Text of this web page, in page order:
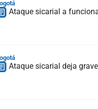
Ataque sicarial a
Ataque sicarial deja